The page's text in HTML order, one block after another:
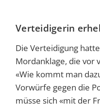
Verteidigerin
Die Verteidigung
Mordanklage, die vor
«Wie kommt man
Vorwürfe gegen die
müsse sich «mit der